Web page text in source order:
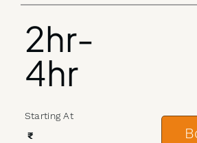
2hr-
4hr
Starting At
₹